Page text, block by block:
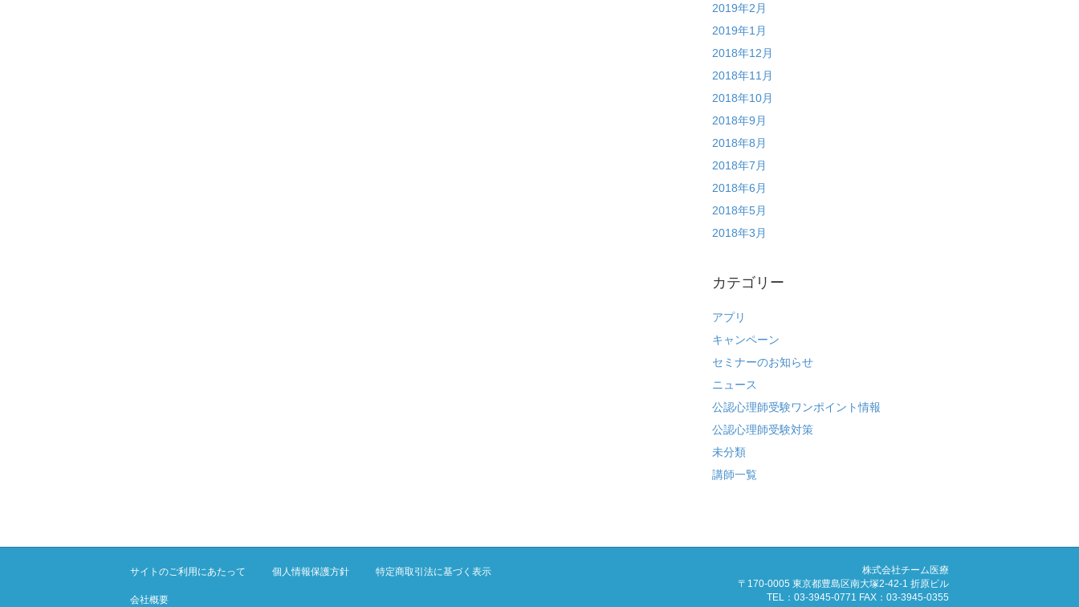
2019年2月
2019年1月
2018年12月
2018年11月
2018年10月
2018年9月
2018年8月
2018年7月
2018年6月
2018年5月
2018年3月
カテゴリー
アプリ
キャンペーン
セミナーのお知らせ
ニュース
公認心理師受験ワンポイント情報
公認心理師受験対策
未分類
講師一覧
サイトのご利用にあたって 個人情報保護方針 特定商取引法に基づく表示
会社概要
株式会社チーム医療
〒170-0005 東京都豊島区南大塚2-42-1 折原ビル
TEL：03-3945-0771 FAX：03-3945-0355